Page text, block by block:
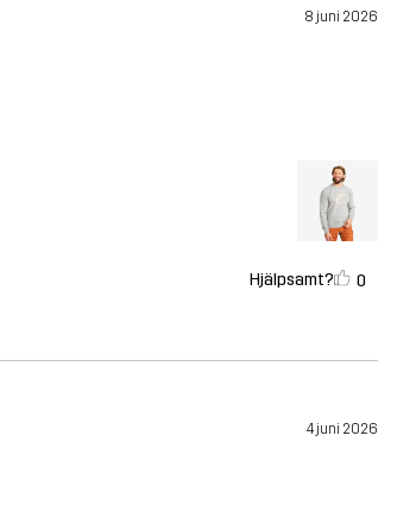
8 juni 2026
Hjälpsamt? 0
4 juni 2026